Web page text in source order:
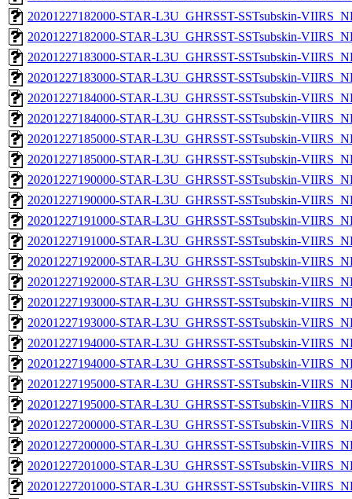
20201227182000-STAR-L3U_GHRSST-SSTsubskin-
20201227182000-STAR-L3U_GHRSST-SSTsubskin-
20201227183000-STAR-L3U_GHRSST-SSTsubskin-
20201227183000-STAR-L3U_GHRSST-SSTsubskin-
20201227184000-STAR-L3U_GHRSST-SSTsubskin-
20201227184000-STAR-L3U_GHRSST-SSTsubskin-
20201227185000-STAR-L3U_GHRSST-SSTsubskin-
20201227185000-STAR-L3U_GHRSST-SSTsubskin-
20201227190000-STAR-L3U_GHRSST-SSTsubskin-
20201227190000-STAR-L3U_GHRSST-SSTsubskin-
20201227191000-STAR-L3U_GHRSST-SSTsubskin-
20201227191000-STAR-L3U_GHRSST-SSTsubskin-
20201227192000-STAR-L3U_GHRSST-SSTsubskin-
20201227192000-STAR-L3U_GHRSST-SSTsubskin-
20201227193000-STAR-L3U_GHRSST-SSTsubskin-
20201227193000-STAR-L3U_GHRSST-SSTsubskin-
20201227194000-STAR-L3U_GHRSST-SSTsubskin-
20201227194000-STAR-L3U_GHRSST-SSTsubskin-
20201227195000-STAR-L3U_GHRSST-SSTsubskin-
20201227195000-STAR-L3U_GHRSST-SSTsubskin-
20201227200000-STAR-L3U_GHRSST-SSTsubskin-
20201227200000-STAR-L3U_GHRSST-SSTsubskin-
20201227201000-STAR-L3U_GHRSST-SSTsubskin-
20201227201000-STAR-L3U_GHRSST-SSTsubskin-